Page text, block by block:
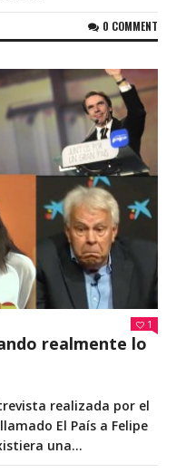
0 COMMENT
1
realmente lo
realizada por el
El País a Felipe
una...